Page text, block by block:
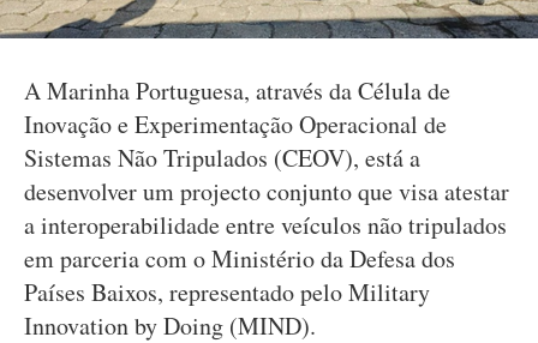
A Marinha Portuguesa, através da Célula de
Inovação e Experimentação Operacional de
Sistemas Não Tripulados (CEOV), está a
desenvolver um projecto conjunto que visa atestar
a interoperabilidade entre veículos não tripulados
em parceria com o Ministério da Defesa dos
Países Baixos, representado pelo Military
Innovation by Doing (MIND).